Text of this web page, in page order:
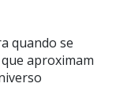
quando se
aproximam